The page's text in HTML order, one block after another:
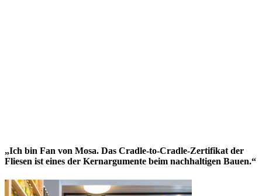
„Ich bin Fan von Mosa. Das Cradle-to-Cradle-Zertifikat der
Fliesen ist eines der Kernargumente beim nachhaltigen Bauen.“